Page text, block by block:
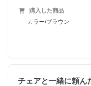
購入した商品
カラー/ブラウン